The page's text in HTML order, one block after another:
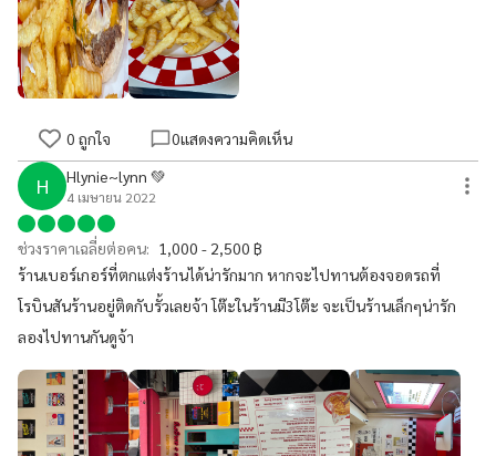
0 ถูกใจ 0แสดงความคิดเห็น
H Hlynie~lynn 💚
4 เมษายน 2022
ช่วงราคาเฉลี่ยต่อคน: 1,000 - 2,500 ฿
ร้านเบอร์เกอร์ที่ตกแต่งร้านได้น่ารักมาก หากจะไปทานต้องจอดรถที่
โรบินสันร้านอยู่ติดกับรั้วเลยจ้า โต๊ะในร้านมี3โต๊ะ จะเป็นร้านเล็กๆน่ารัก
ลองไปทานกันดูจ้า